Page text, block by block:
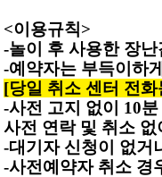
<이용규칙>
-놀이 후 사용한 장
-예약자는 부득이하
[당일 취소 센터 전
-사전 고지 없이 10
사전 연락 및 취소
-대기자 신청이 없거
-사전예약자 취소 경